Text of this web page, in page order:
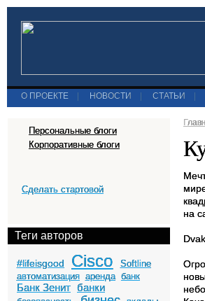
О ПРОЕКТЕ НОВОСТИ СТАТЬИ
Персональные блоги
Корпоративные блоги
Сделать стартовой
Теги авторов
#lifeisgood Cisco
Softline
автоматизация аренда банк
Банк Зенит банки
на